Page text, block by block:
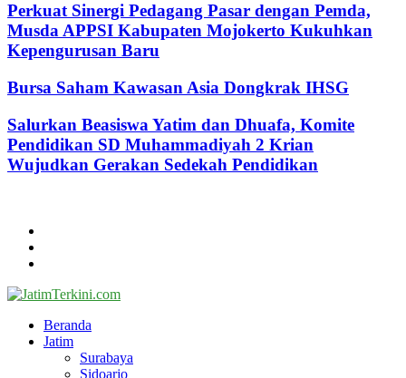
Perkuat Sinergi Pedagang Pasar dengan Pemda,
Musda APPSI Kabupaten Mojokerto Kukuhkan
Kepengurusan Baru
Bursa Saham Kawasan Asia Dongkrak IHSG
Salurkan Beasiswa Yatim dan Dhuafa, Komite
Pendidikan SD Muhammadiyah 2 Krian
Wujudkan Gerakan Sedekah Pendidikan
Beranda
Jatim
Surabaya
Sidoarjo